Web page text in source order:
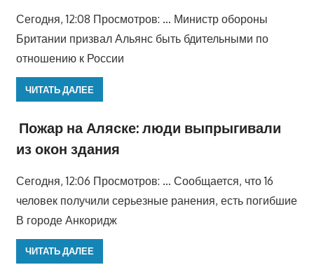
Сегодня, 12:08 Просмотров: … Министр обороны
Британии призвал Альянс быть бдительными по
отношению к России
ЧИТАТЬ ДАЛЕЕ
Пожар на Аляске: люди выпрыгивали
из окон здания
Сегодня, 12:06 Просмотров: … Сообщается, что 16
человек получили серьезные ранения, есть погибшие
В городе Анкоридж
ЧИТАТЬ ДАЛЕЕ